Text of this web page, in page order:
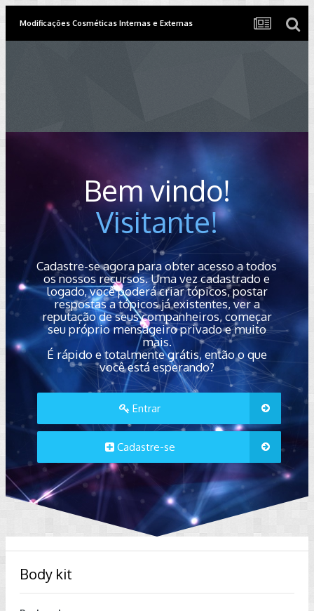
Modificações Cosméticas Internas e Externas
Bem vindo!
Visitante!
Cadastre-se agora para obter acesso a todos
os nossos recursos. Uma vez cadastrado e
logado, você poderá criar tópicos, postar
respostas a tópicos já existentes, ver a
reputação de seus companheiros, começar
seu próprio mensageiro privado e muito
mais.
É rápido e totalmente grátis, então o que
você está esperando?
Entrar
Cadastre-se
Body kit